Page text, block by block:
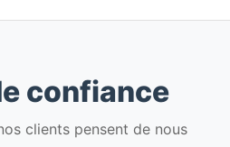
confiance
clients pensent de nous